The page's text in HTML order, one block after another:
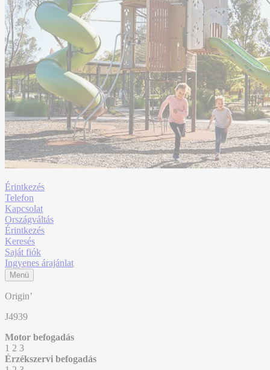
Érintkezés
Telefon
Kapcsolat
Országváltás
Érintkezés
Keresés
Saját fiók
Ingyenes árajánlat
Menü
Origin’
J4939
Motor befogadás
1 2 3
Érzékszervi befogadás